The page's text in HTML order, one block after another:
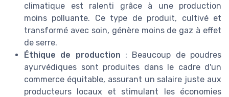
climatique est ralenti grâce à une production
moins polluante. Ce type de produit, cultivé et
transformé avec soin, génère moins de gaz à effet
de serre.
Éthique de production : Beaucoup de poudres
ayurvédiques sont produites dans le cadre d'un
commerce équitable, assurant un salaire juste aux
producteurs locaux et stimulant les économies